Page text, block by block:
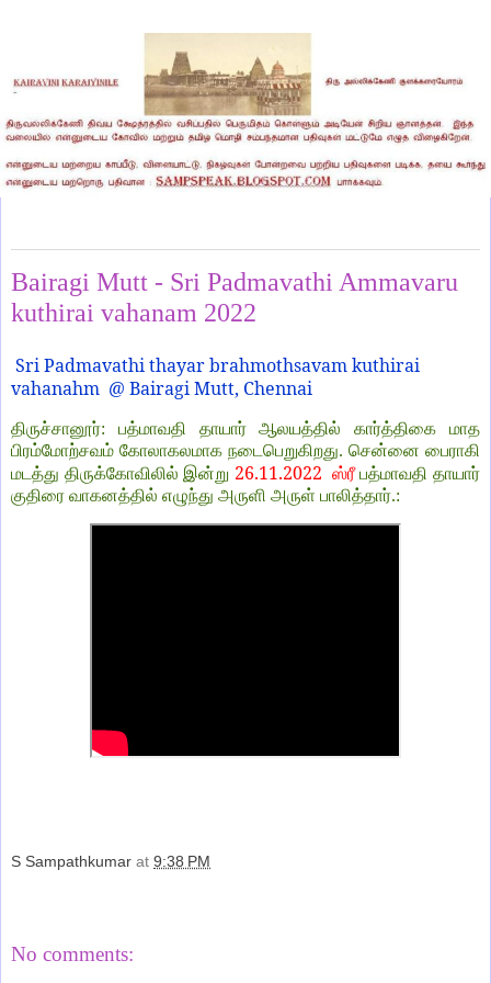
Bairagi Mutt - Sri Padmavathi Ammavaru
kuthirai vahanam 2022
Sri Padmavathi thayar brahmothsavam kuthirai
vahanahm @ Bairagi Mutt, Chennai
திருச்சானூர்: பத்மாவதி தாயார் ஆலயத்தில் கார்த்திகை மாத
பிரம்மோற்சவம் கோலாகலமாக நடைபெறுகிறது. சென்னை பைராகி
மடத்து திருக்கோவிலில் இன்று 26.11.2022 ஸ்ரீபத்மாவதி தாயார்
குதிரை வாகனத்தில் எழுந்து அருளி அருள் பாலித்தார்.:
S Sampathkumar at 9:38 PM
No comments: